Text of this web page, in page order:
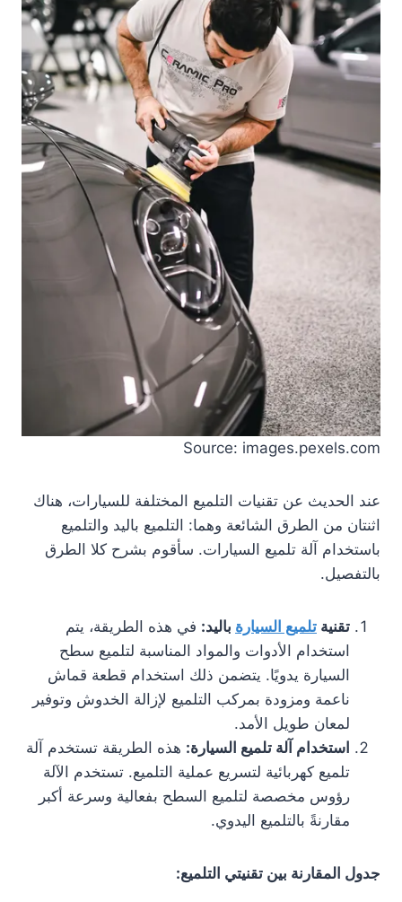
Source: images.pexels.com
عند الحديث عن تقنيات التلميع المختلفة للسيارات، هناك
اثنتان من الطرق الشائعة وهما: التلميع باليد والتلميع
باستخدام آلة تلميع السيارات. سأقوم بشرح كلا الطرق
بالتفصيل.
تقنية تلميع السيارة باليد: في هذه الطريقة، يتم
استخدام الأدوات والمواد المناسبة لتلميع سطح
السيارة يدويًا. يتضمن ذلك استخدام قطعة قماش
ناعمة ومزودة بمركب التلميع لإزالة الخدوش وتوفير
لمعان طويل الأمد.
استخدام آلة تلميع السيارة: هذه الطريقة تستخدم آلة
تلميع كهربائية لتسريع عملية التلميع. تستخدم الآلة
رؤوس مخصصة لتلميع السطح بفعالية وسرعة أكبر
مقارنةً بالتلميع اليدوي.
جدول المقارنة بين تقنيتي التلميع: